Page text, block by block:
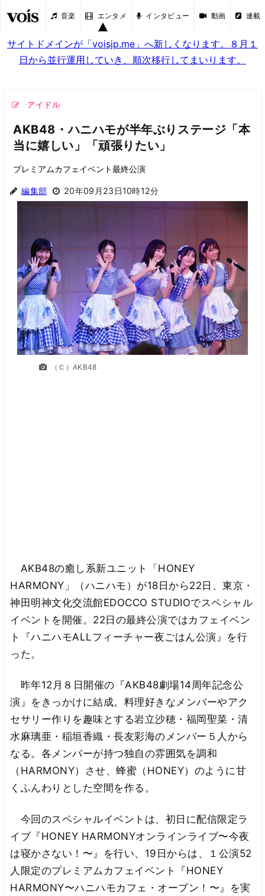
音楽 エンタメ インタビュー 動画 連載
サイトドメインが「voisjp.me」へ新しくなります。８月１
日から並行運用していき、順次移行してまいります。
アイドル
AKB48・ハニハモが半年ぶりステージ「本
当に嬉しい」「頑張りたい」
プレミアムカフェイベント最終公演
編集部 20年09月23日10時12分
（Ｃ）AKB48
AKB48の癒し系新ユニット「HONEY
HARMONY」（ハニハモ）が18日から22日、東京・
神田明神文化交流館EDOCCO STUDIOでスペシャル
イベントを開催。22日の最終公演ではカフェイベン
ト『ハニハモALLフィーチャー夜ごはん公演』を行
った。
昨年12月８日開催の『AKB48劇場14周年記念公
演』をきっかけに結成。料理好きなメンバーやアク
セサリー作りを趣味とする岩立沙穂・福岡聖菜・清
水麻璃亜・稲垣香織・長友彩海のメンバー５人から
なる。各メンバーが持つ独自の雰囲気を調和
（HARMONY）させ、蜂蜜（HONEY）のように甘
くふんわりとした空間を作る。
今回のスペシャルイベントは、初日に配信限定ラ
イブ『HONEY HARMONYオンラインライブ〜今夜
は寝かさない！〜』を行い、19日からは、１公演52
人限定のプレミアムカフェイベント『HONEY
HARMONY〜ハニハモカフェ・オープン！〜』を実